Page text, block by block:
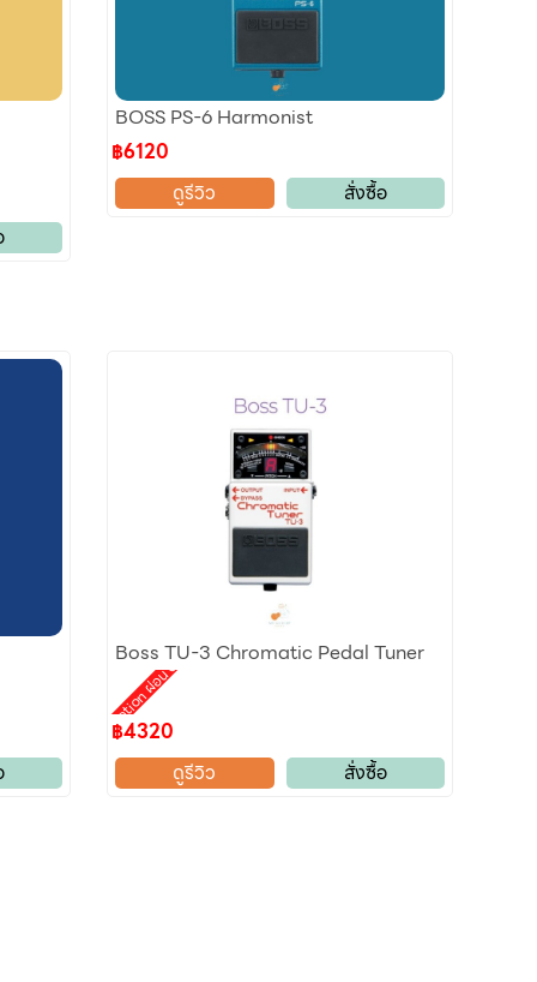
BOSS PS-6 Harmonist
฿6120
ดูรีวิว
สั่งซื้อ
Boss TU-3 Chromatic Pedal Tuner
Promotion ผ่อน 0%
฿4320
ดูรีวิว
สั่งซื้อ